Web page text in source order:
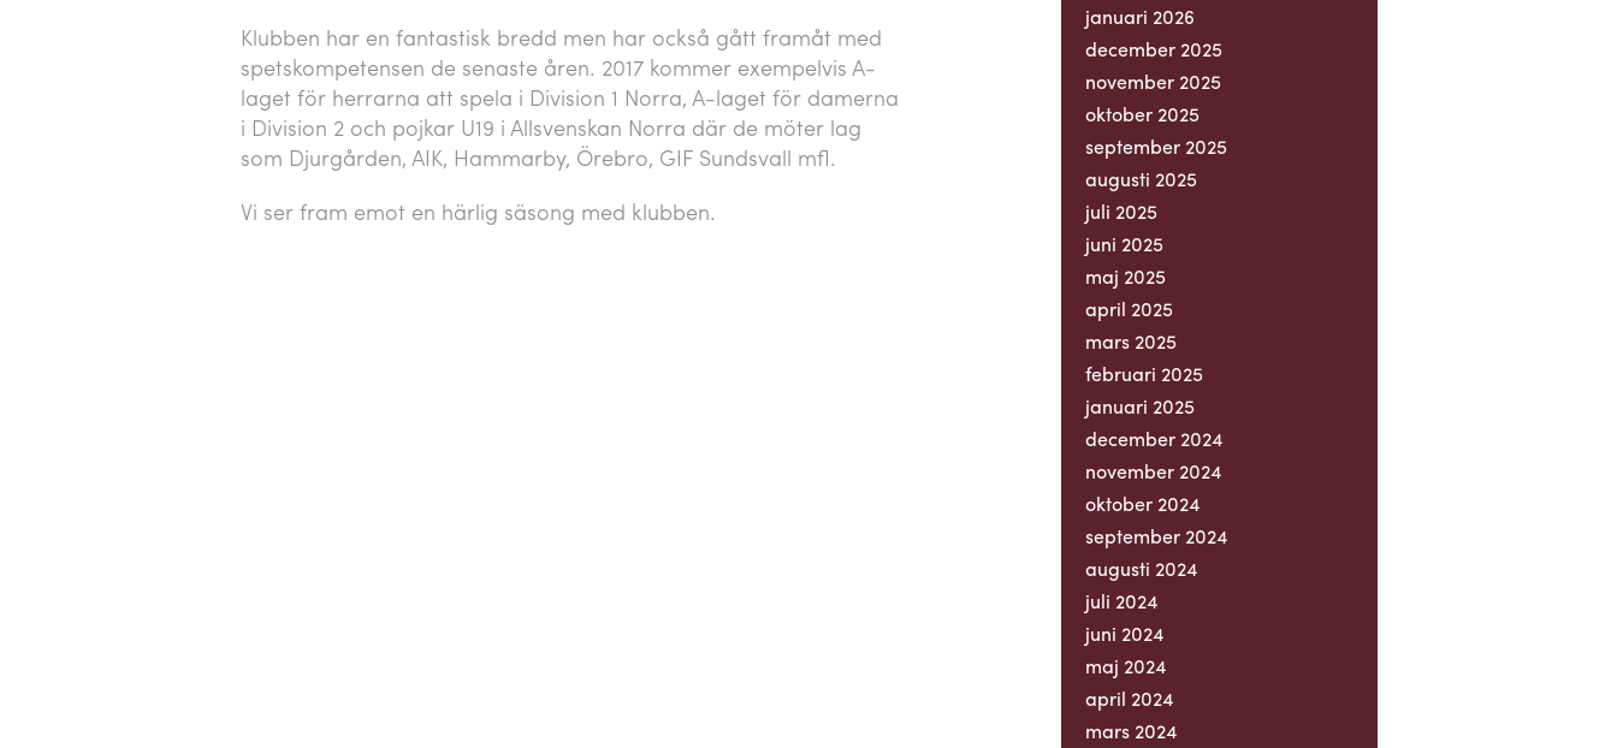
Klubben har en fantastisk bredd men har också gått framåt med
spetskompetensen de senaste åren. 2017 kommer exempelvis A-
laget för herrarna att spela i Division 1 Norra, A-laget för damerna
i Division 2 och pojkar U19 i Allsvenskan Norra där de möter lag
som Djurgården, AIK, Hammarby, Örebro, GIF Sundsvall mfl.
Vi ser fram emot en härlig säsong med klubben.
januari 2026
december 2025
november 2025
oktober 2025
september 2025
augusti 2025
juli 2025
juni 2025
maj 2025
april 2025
mars 2025
februari 2025
januari 2025
december 2024
november 2024
oktober 2024
september 2024
augusti 2024
juli 2024
juni 2024
maj 2024
april 2024
mars 2024